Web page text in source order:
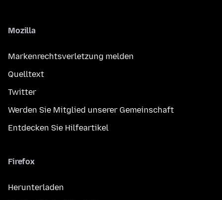
Mozilla
Markenrechtsverletzung melden
Quelltext
Twitter
Werden Sie Mitglied unserer Gemeinschaft
Entdecken Sie Hilfeartikel
Firefox
Herunterladen